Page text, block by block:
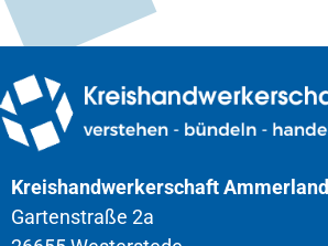
Kreishandwerkerschaft Ammerland
Gartenstraße 2a